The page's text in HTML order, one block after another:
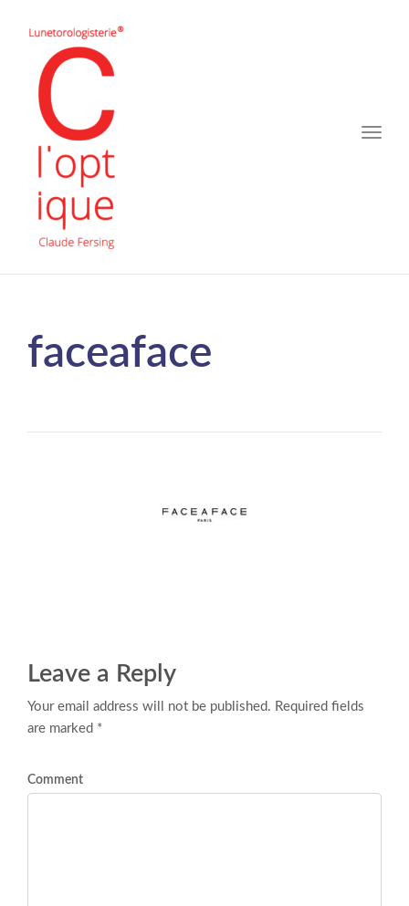
Toggle
faceaface
Leave a Reply
Your email address will not be published. Required fields
are marked *
Comment